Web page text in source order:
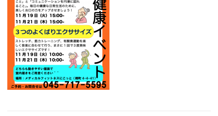
スタッフ紹介／求人情報
よくある質問(FAQ) アクセス・お問合せ